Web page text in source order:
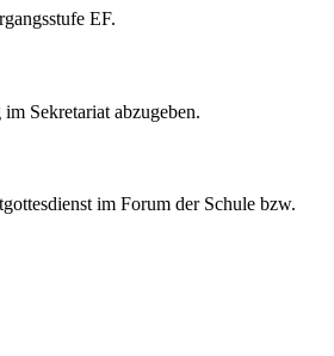
EF.
Sekretariat abzugeben.
im Forum der Schule bzw.